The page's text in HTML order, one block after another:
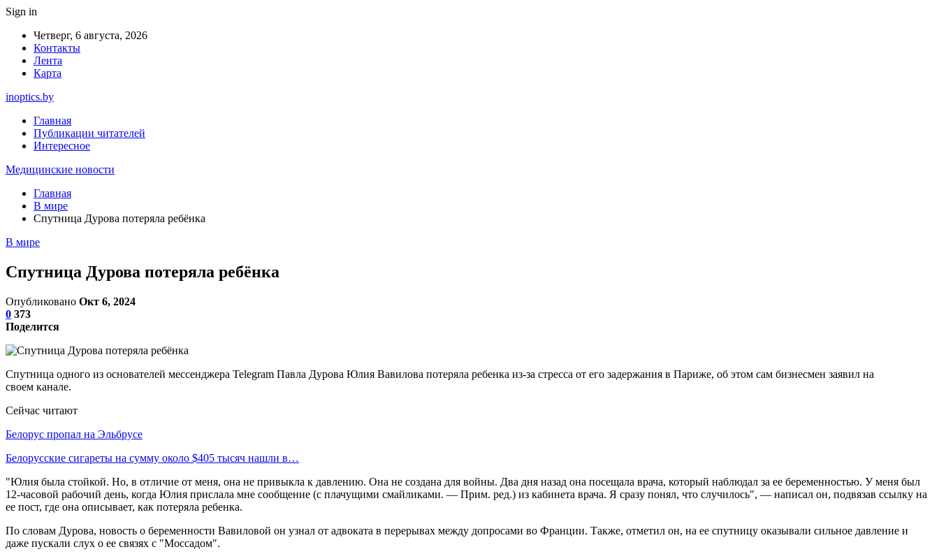
Sign in
Четверг, 6 августа, 2026
Контакты
Лента
Карта
inoptics.by
Главная
Публикации читателей
Интересное
Медицинские новости
Главная
В мире
Спутница Дурова потеряла ребёнка
В мире
Спутница Дурова потеряла ребёнка
Опубликовано Окт 6, 2024
0 373
Поделится
Спутница одного из основателей мессенджера Telegram Павла Дурова Юлия Вавилова потеряла ребенка из-за стресса от его задержания в Париже, об этом сам бизнесмен заявил на
своем канале.
Сейчас читают
Белорус пропал на Эльбрусе
Белорусские сигареты на сумму около $405 тысяч нашли в…
"Юлия была стойкой. Но, в отличие от меня, она не привыкла к давлению. Она не создана для войны. Два дня назад она посещала врача, который наблюдал за ее беременностью. У меня был
12-часовой рабочий день, когда Юлия прислала мне сообщение (с плачущими смайликами. — Прим. ред.) из кабинета врача. Я сразу понял, что случилось", — написал он, подвязав ссылку на
ее пост, где она описывает, как потеряла ребенка.
По словам Дурова, новость о беременности Вавиловой он узнал от адвоката в перерывах между допросами во Франции. Также, отметил он, на ее спутницу оказывали сильное давление и
даже пускали слух о ее связях с "Моссадом".